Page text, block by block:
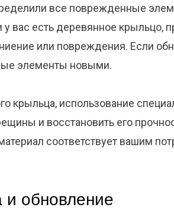
все поврежденные
вас есть деревянное крыльцо,
или повреждения. Если
элементы новыми.
крыльца, использование
и восстановить его
соответствует вашим
и обновление